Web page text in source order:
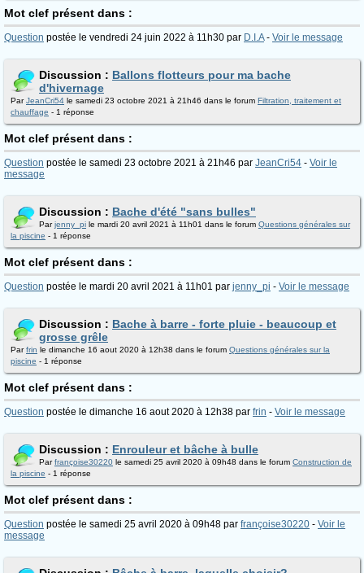
Mot clef présent dans :
Question postée le vendredi 24 juin 2022 à 11h30 par D.I.A- Voir le message
Discussion : Ballons flotteurs pour ma bache
d'hivernage
ParJeanCri54 le samedi 23 octobre 2021 à 21h46 dans le forum Filtration, traitement et
chauffage - 1 réponse
Mot clef présent dans :
Question postée le samedi 23 octobre 2021 à 21h46 par JeanCri54 - Voir le
message
Discussion : Bache d'été "sans bulles"
Parjenny_pi le mardi 20 avril 2021 à 11h01 dans le forum Questions générales sur
la piscine - 1 réponse
Mot clef présent dans :
Question postée le mardi 20 avril 2021 à 11h01 par jenny_pi - Voir le message
Discussion : Bache à barre - forte pluie - beaucoup et
grosse grêle
Parfrin le dimanche 16 aout 2020 à 12h38 dans le forum Questions générales sur la
piscine - 1 réponse
Mot clef présent dans :
Question postée le dimanche 16 aout 2020 à 12h38 par frin - Voir le message
Discussion : Enrouleur et bâche à bulle
Parfrançoise30220 le samedi 25 avril 2020 à 09h48 dans le forum Construction de
la piscine - 1 réponse
Mot clef présent dans :
Question postée le samedi 25 avril 2020 à 09h48 par françoise30220 - Voir le
message